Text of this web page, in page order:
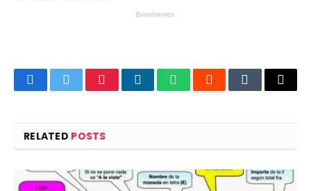
FacebookTwitterPinterestLinkedInWhatsAppRedditTumblrEmail
RELATED POSTS